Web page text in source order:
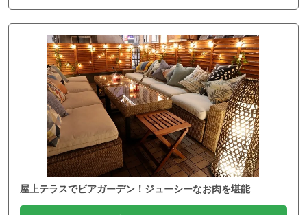
屋上テラスでビアガーデン！ジューシーなお肉を堪能